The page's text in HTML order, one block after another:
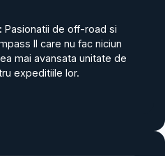
Pasionatii de off-road si
II care nu fac niciun
mai avansata unitate de
expeditiile lor.